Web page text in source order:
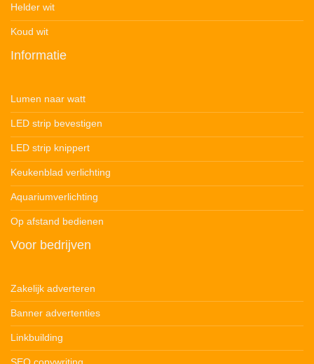
Helder wit
Koud wit
Informatie
Lumen naar watt
LED strip bevestigen
LED strip knippert
Keukenblad verlichting
Aquariumverlichting
Op afstand bedienen
Voor bedrijven
Zakelijk adverteren
Banner advertenties
Linkbuilding
SEO copywriting